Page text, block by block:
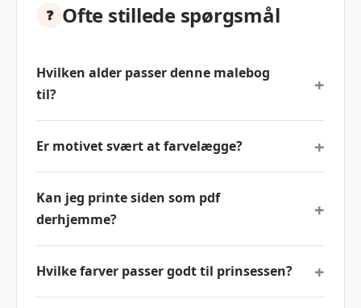
Ofte stillede spørgsmål
Hvilken alder passer denne malebog
til?
Er motivet svært at farvelægge?
Kan jeg printe siden som pdf
derhjemme?
Hvilke farver passer godt til prinsessen?